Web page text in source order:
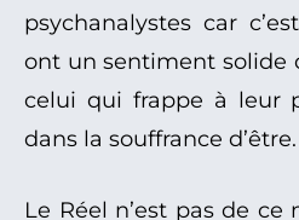
psychanalystes car
ont un sentiment solide
celui qui frappe à leur
dans la souffrance d’être.
Le Réel n’est pas de ce